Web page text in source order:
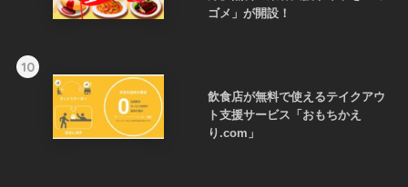
ゴメ」が開設！
10
飲食店が無料で使えるテイクアウ
ト支援サービス「おもちかえ
り.com」